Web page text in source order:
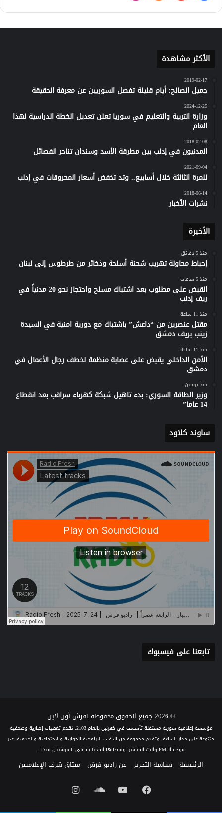
كلاود
الأكثر مشاهدة
2019-02-17
جميل الصالح: أيام قليلة تفصل السوريين عن معرفة الحقيقة
2024-12-25
وزارة التربية والتعليم في سوريا تعلن تعديل الخطة الدراسية لهذا
العام
2018-02-08
المدنيون في إدلب بين مطرقة الأسد وسندان تناحر الفصائل
2021-09-04
للمرة الثالثة خلال أسابيع.. وتد تخفض أسعار المحروقات في إدلب
2018-06-14
نشرات الأخبار
الأخيرة
منذ 5 دقائق
إحباط محاولة تهريب شحنة أسلحة وذخائر من طرطوس إلى لبنان
منذ 5 ساعات
القبض على مطلوب بعد اشتباك مسلح واحتجاز نحو 20 مدنياً في
ريف إدلب
منذ 11 ساعة
مقتل عنصرين من “داعش” باشتباك مع دورية امنية في السيدة
زينب بريف دمشق
منذ 11 ساعة
الأمن الداخلي يقبض على عصابة منظمة لخطف رجال الأعمال في
دمشق
منذ يومين
وزير الطاقة السوري: بدء تاهيل شبكة كهرباء سراقب بعد انقطاع
14 عاما”
ساوند كلاود
تابعنا على فيسبوك
© 2026 جميع الحقوق محفوظة لفرش أون لاين
مؤسسة إعلامية سورية مستقلة تأسست في كفرنبل بالعام 2103، تقدم تغطيات إخبارية وصحفية
متنوعة على مدار الساعة، وتقدم مجموعة من الباقات البرامجية الحوارية والاجتماعية والخدمية، عبر
موجة الـ FM والبث المباشر، ومنصاتها المختلفة على السوشيال ميديا.
الرئيسية سياسة التحرير عن راديو فرش ميثاق شرف الإعلاميين
فيسبوكيوتيوبساوندانستقرام